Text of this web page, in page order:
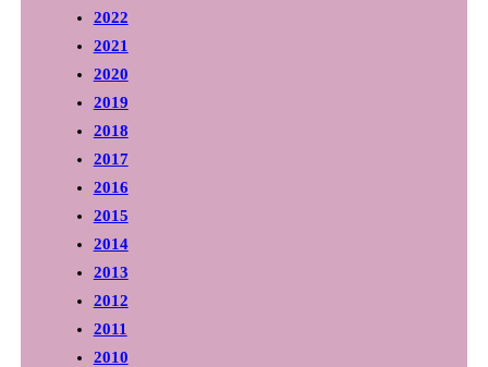
2022
2021
2020
2019
2018
2017
2016
2015
2014
2013
2012
2011
2010